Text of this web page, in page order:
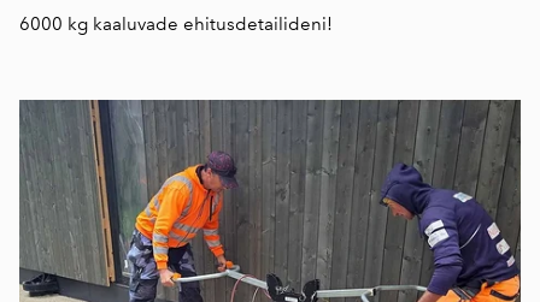
6000 kg kaaluvade ehitusdetailideni!